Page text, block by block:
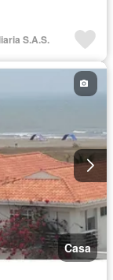
S.A.S.
Casa